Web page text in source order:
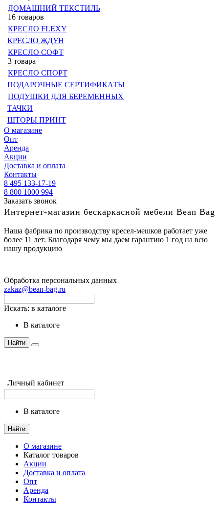
ДОМАШНИЙ ТЕКСТИЛЬ
16 товаров
КРЕСЛО FLEXY
КРЕСЛО ЖДУН
КРЕСЛО СОФТ
3 товара
КРЕСЛО СПОРТ
ПОДАРОЧНЫЕ СЕРТИФИКАТЫ
ПОДУШКИ ДЛЯ БЕРЕМЕННЫХ
ТАЧКИ
ШТОРЫ ПРИНТ
О магазине
Опт
Аренда
Акции
Доставка и оплата
Контакты
8 495 133-17-19
8 800 1000 994
Заказать звонок
Интернет-магазин бескаркасной мебели Bean Bag
Наша фабрика по производству кресел-мешков работает уже
более 11 лет. Благодаря чему мы даем гарантию 1 год на всю
нашу продукцию
Обработка персональных данных
zakaz@bean-bag.ru
Искать: в каталоге
в каталоге
Найти
Личный кабинет
в каталоге
Найти
О магазине
Каталог товаров
Акции
Доставка и оплата
Опт
Аренда
Контакты